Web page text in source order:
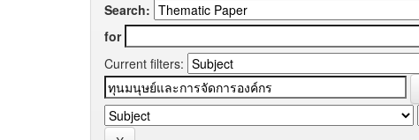
Search:
for
Current filters: